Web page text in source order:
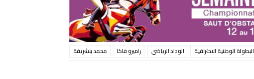
البطولة الوطنية الاحترافية الوداد الرياضي راميرو فاكا محمد بنشريفة